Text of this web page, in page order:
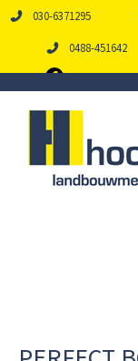
030-6371295
0488-451642